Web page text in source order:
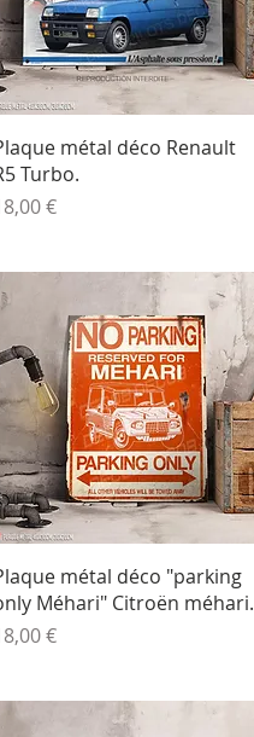
Aperçu rapide
métal déco Renault
Turbo.
€
Aperçu rapide
métal déco "parking
Méhari" Citroën méhari.
€